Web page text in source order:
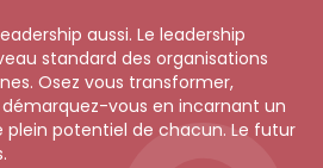
aussi. Le leadership
standard des organisations
Osez vous transformer,
vous en incarnant un
plein potentiel de chacun. Le futur